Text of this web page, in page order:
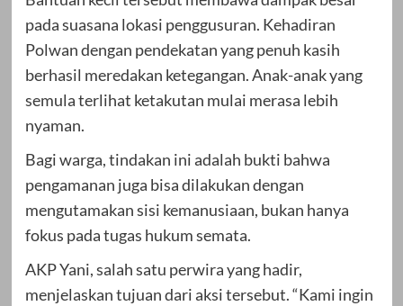
pada suasana lokasi penggusuran. Kehadiran
Polwan dengan pendekatan yang penuh kasih
berhasil meredakan ketegangan. Anak-anak yang
semula terlihat ketakutan mulai merasa lebih
nyaman.
Bagi warga, tindakan ini adalah bukti bahwa
pengamanan juga bisa dilakukan dengan
mengutamakan sisi kemanusiaan, bukan hanya
fokus pada tugas hukum semata.
AKP Yani, salah satu perwira yang hadir,
menjelaskan tujuan dari aksi tersebut. “Kami ingin